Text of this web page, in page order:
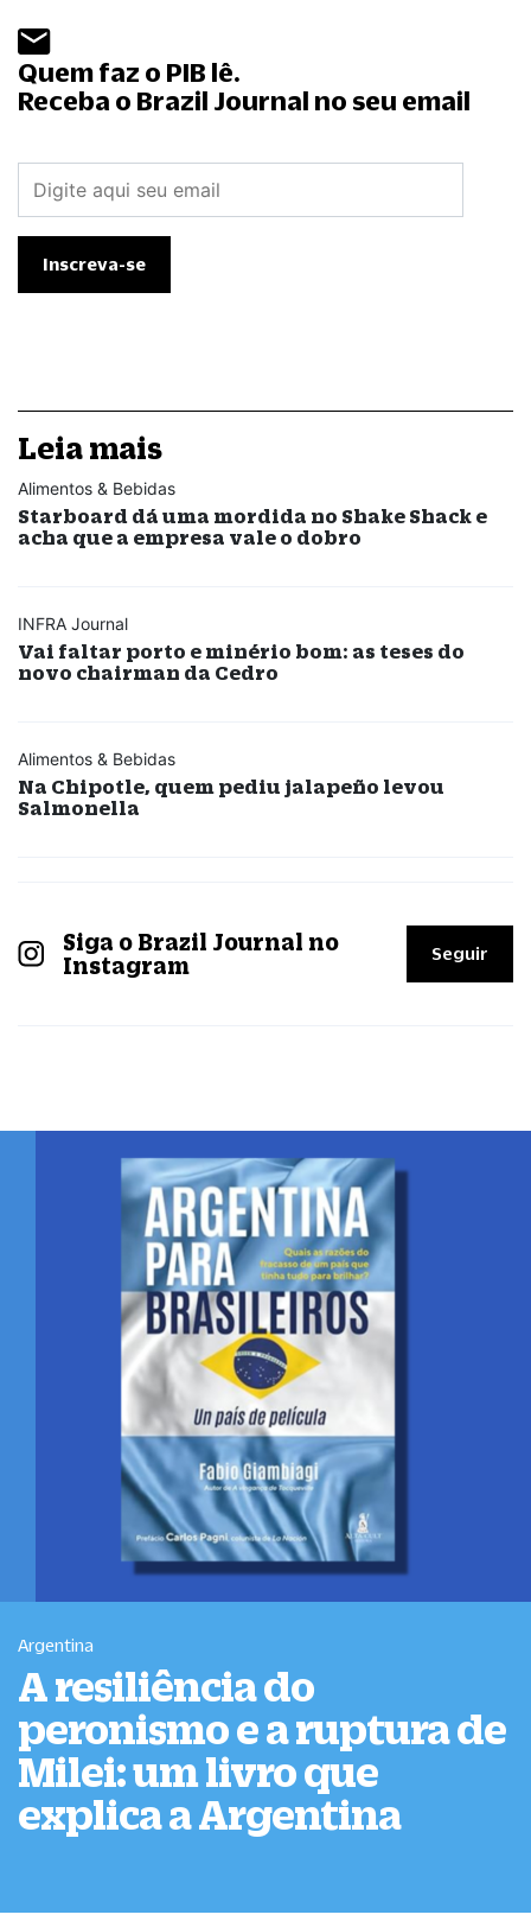
Quem faz o PIB lê.
Receba o Brazil Journal no seu email
Leia mais
Alimentos & Bebidas
Starboard dá uma mordida no Shake Shack e
acha que a empresa vale o dobro
INFRA Journal
Vai faltar porto e minério bom: as teses do
novo chairman da Cedro
Alimentos & Bebidas
Na Chipotle, quem pediu jalapeño levou
Salmonella
Siga o Brazil Journal no
Instagram
Seguir
Argentina
A resiliência do
peronismo e a ruptura de
Milei: um livro que
explica a Argentina